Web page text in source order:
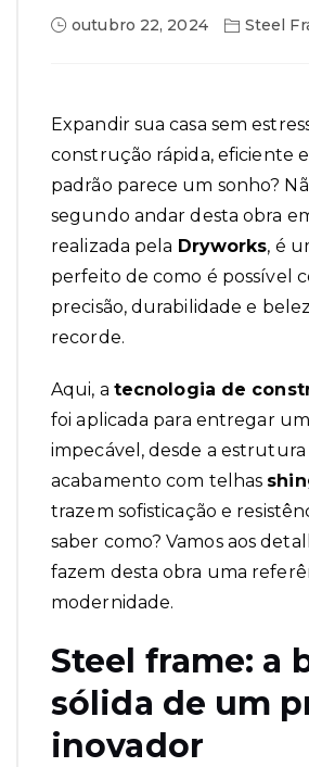
outubro 22, 2024 Steel
Expandir sua casa sem
construção rápida, eficiente
padrão parece um sonho?
segundo andar desta obra
realizada pela Dryworks, é
perfeito de como é possível
precisão, durabilidade e
recorde.
Aqui, a tecnologia de
foi aplicada para entregar
impecável, desde a estrutura
acabamento com telhas
trazem sofisticação e
saber como? Vamos aos
fazem desta obra uma
modernidade.
Steel frame: a
sólida de um
inovador